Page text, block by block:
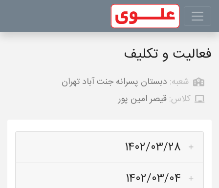
فعالیت و تکلیف
شعبه: دبستان پسرانه جنت آباد تهران
کلاس: قیصر امین پور
1402/03/28
1402/03/04